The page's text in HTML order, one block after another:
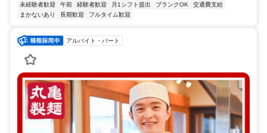
未経験者歓迎
午前 経験者歓迎 月1シフト提出 ブランクOK
交通費支給
まかないあり
長期歓迎 フルタイム歓迎
アルバイト・パート